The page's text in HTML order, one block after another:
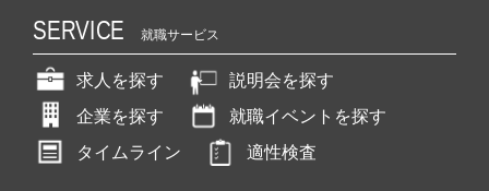
SERVICE 就職サービス
求人を探す
説明会を探す
企業を探す
就職イベントを探す
タイムライン
適性検査